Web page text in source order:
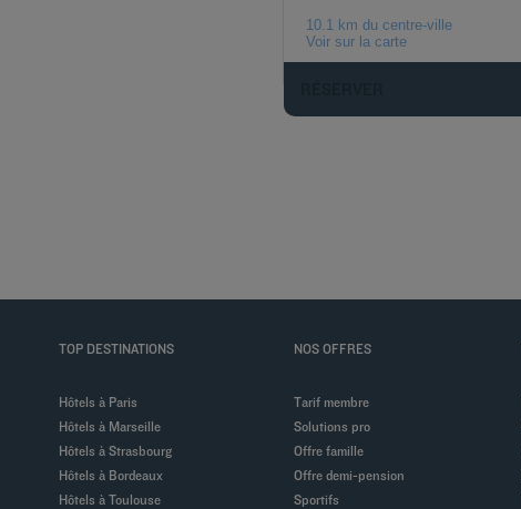
10.1 km du centre-ville
Voir sur la carte
TOP DESTINATIONS
Hôtels à Paris
Hôtels à Marseille
Hôtels à Strasbourg
Hôtels à Bordeaux
Hôtels à Toulouse
NOS OFFRES
Tarif membre
Solutions pro
Offre famille
Offre demi-pension
Sportifs